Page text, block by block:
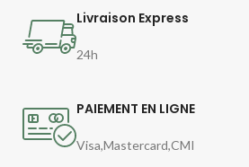
Vendu par lot de 50 pièces
Livraison Express
24h
PAIEMENT EN LIGNE
Visa,Mastercard,CMI